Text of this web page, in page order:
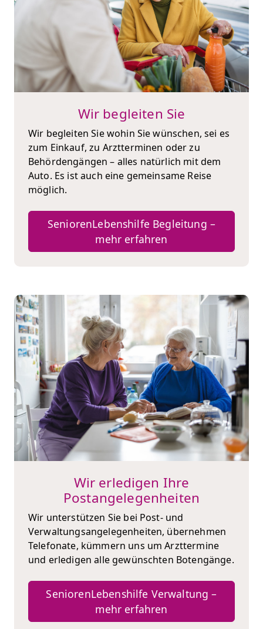
Wir begleiten Sie
Wir begleiten Sie wohin Sie wünschen, sei es
zum Einkauf, zu Arztterminen oder zu
Behördengängen – alles natürlich mit dem
Auto. Es ist auch eine gemeinsame Reise
möglich.
SeniorenLebenshilfe Begleitung –
mehr erfahren
Wir erledigen Ihre
Postangelegenheiten
Wir unterstützen Sie bei Post- und
Verwaltungsangelegenheiten, übernehmen
Telefonate, kümmern uns um Arzttermine
und erledigen alle gewünschten Botengänge.
SeniorenLebenshilfe Verwaltung –
mehr erfahren